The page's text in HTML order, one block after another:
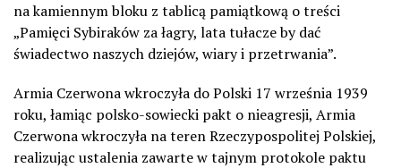
na kamiennym bloku z tablicą pamiątkową o treści
„Pamięci Sybiraków za łagry, lata tułacze by dać
świadectwo naszych dziejów, wiary i przetrwania”.
Armia Czerwona wkroczyła do Polski 17 września 1939
roku, łamiąc polsko-sowiecki pakt o nieagresji, Armia
Czerwona wkroczyła na teren Rzeczypospolitej Polskiej,
realizując ustalenia zawarte w tajnym protokole paktu